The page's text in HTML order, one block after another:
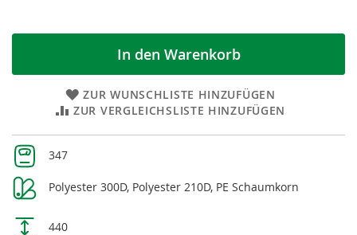
In den Warenkorb
ZUR WUNSCHLISTE HINZUFÜGEN
ZUR VERGLEICHSLISTE HINZUFÜGEN
Weitere
Informationen
347
Polyester 300D, Polyester 210D, PE Schaumkorn
440